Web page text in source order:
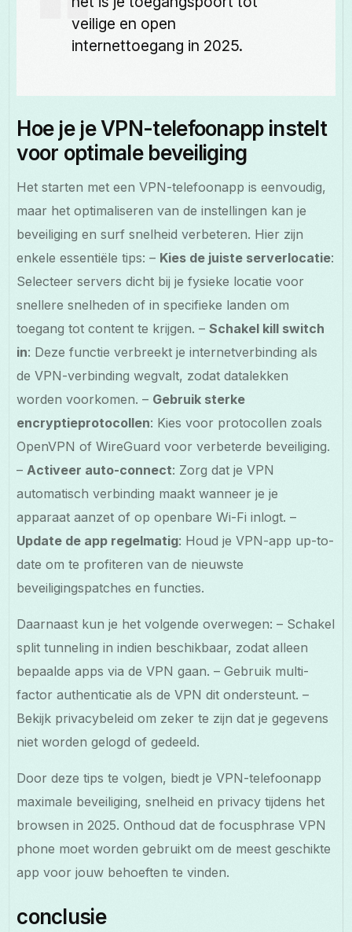
veilige en open
internettoegang in 2025.
Hoe je je VPN-telefoonapp instelt
voor optimale beveiliging
Het starten met een VPN-telefoonapp is eenvoudig,
maar het optimaliseren van de instellingen kan je
beveiliging en surf snelheid verbeteren. Hier zijn
enkele essentiële tips: – Kies de juiste serverlocatie:
Selecteer servers dicht bij je fysieke locatie voor
snellere snelheden of in specifieke landen om
toegang tot content te krijgen. –Schakel kill switch
in: Deze functie verbreekt je internetverbinding als
de VPN-verbinding wegvalt, zodat datalekken
worden voorkomen. – Gebruik sterke
encryptieprotocollen: Kies voor protocollen zoals
OpenVPN of WireGuard voor verbeterde beveiliging.
– Activeer auto-connect: Zorg dat je VPN
automatisch verbinding maakt wanneer je je
apparaat aanzet of op openbare Wi-Fi inlogt. –
Update de app regelmatig: Houd je VPN-app up-to-
date om te profiteren van de nieuwste
beveiligingspatches en functies.
Daarnaast kun je het volgende overwegen: – Schakel
split tunneling in indien beschikbaar, zodat alleen
bepaalde apps via de VPN gaan. – Gebruik multi-
factor authenticatie als de VPN dit ondersteunt. –
Bekijk privacybeleid om zeker te zijn dat je gegevens
niet worden gelogd of gedeeld.
Door deze tips te volgen, biedt je VPN-telefoonapp
maximale beveiliging, snelheid en privacy tijdens het
browsen in 2025. Onthoud dat de focusphrase VPN
phone moet worden gebruikt om de meest geschikte
app voor jouw behoeften te vinden.
conclusie